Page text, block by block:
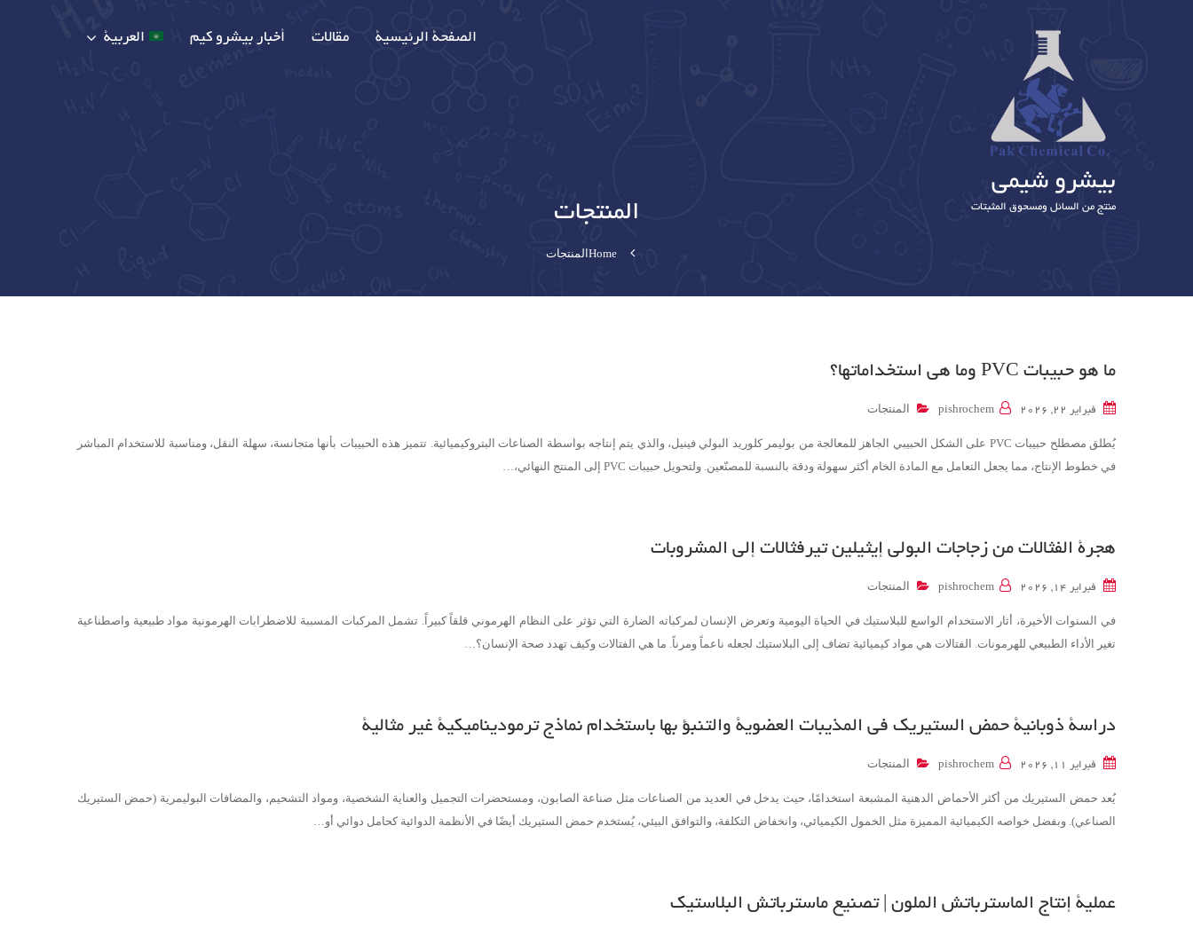
بیشرو شیمی
منتج من السائل ومسحوق المثبتات
الصفحة الرئيسية مقالات أخبار بيشرو كيم العربية
المنتجات
Home المنتجات
ما هو حبيبات PVC وما هي استخداماتها؟
فبراير 22, 2026 pishrochem المنتجات
يُطلق مصطلح حبيبات PVC على الشكل الحبيبي الجاهز للمعالجة من بوليمر كلوريد البولي فينيل، والذي يتم إنتاجه بواسطة الصناعات البتروكيميائية. تتميز هذه الحبيبات بأنها متجانسة، سهلة النقل، ومناسبة للاستخدام المباشر
في خطوط الإنتاج، مما يجعل التعامل مع المادة الخام أكثر سهولة ودقة بالنسبة للمصنّعين. ولتحويل حبيبات PVC إلى المنتج النهائي،…
هجرة الفثالات من زجاجات البولي إيثيلين تيرفثالات إلى المشروبات
فبراير 14, 2026 pishrochem المنتجات
في السنوات الأخيرة، أثار الاستخدام الواسع للبلاستيك في الحياة اليومية وتعرض الإنسان لمركباته الضارة التي تؤثر على النظام الهرموني قلقاً كبيراً. تشمل المركبات المسببة للاضطرابات الهرمونية مواد طبيعية واصطناعية
تغير الأداء الطبيعي للهرمونات. الفتالات هي مواد كيميائية تضاف إلى البلاستيك لجعله ناعماً ومرناً. ما هي الفتالات وكيف تهدد صحة الإنسان؟…
دراسة ذوبانية حمض الستيريك في المذيبات العضوية والتنبؤ بها باستخدام نماذج ترموديناميكية غير مثالية
فبراير 11, 2026 pishrochem المنتجات
يُعد حمض الستيريك من أكثر الأحماض الدهنية المشبعة استخدامًا، حيث يدخل في العديد من الصناعات مثل صناعة الصابون، ومستحضرات التجميل والعناية الشخصية، ومواد التشحيم، والمضافات البوليمرية (حمض الستيريك
الصناعي). وبفضل خواصه الكيميائية المميزة مثل الخمول الكيميائي، وانخفاض التكلفة، والتوافق البيئي، يُستخدم حمض الستيريك أيضًا في الأنظمة الدوائية كحامل دوائي أو…
عملية إنتاج الماسترباتش الملون | تصنيع ماسترباتش البلاستيك